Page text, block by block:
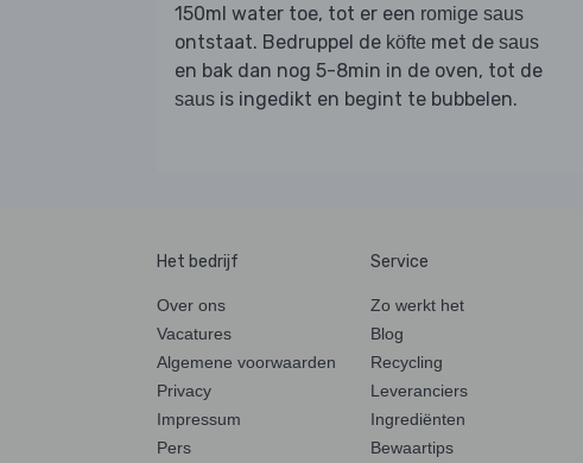
150ml water toe, tot er een romige saus
ontstaat. Bedruppel de köfte met de saus
en bak dan nog 5-8min in de oven, tot de
saus is ingedikt en begint te bubbelen.
Het bedrijf
Over ons
Vacatures
Algemene voorwaarden
Privacy
Impressum
Pers
Service
Zo werkt het
Blog
Recycling
Leveranciers
Ingrediënten
Bewaartips